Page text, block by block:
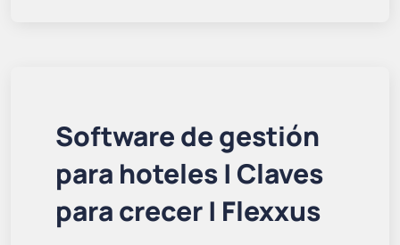
Software de gestión
para hoteles | Claves
para crecer | Flexxus